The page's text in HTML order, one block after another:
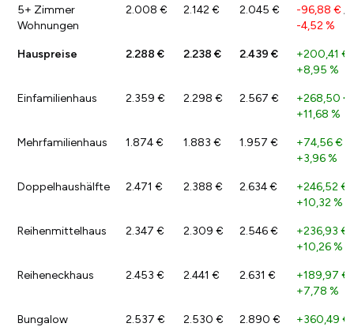
5+ Zimmer
Wohnungen
2.008 € 2.142 € 2.045 € -96,88 € /
-4,52 %
Hauspreise 2.288 € 2.238 € 2.439 € +200,41 €
+8,95 %
Einfamilienhaus 2.359 € 2.298 € 2.567 € +268,50 €
+11,68 %
Mehrfamilienhaus 1.874 € 1.883 € 1.957 € +74,56 €
+3,96 %
Doppelhaushälfte 2.471 € 2.388 € 2.634 € +246,52 €
+10,32 %
Reihenmittelhaus 2.347 € 2.309 € 2.546 € +236,93 €
+10,26 %
Reiheneckhaus 2.453 € 2.441 € 2.631 € +189,97 €
+7,78 %
Bungalow 2.537 € 2.530 € 2.890 € +360,49 €